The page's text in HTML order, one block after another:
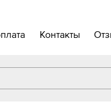
Контакты